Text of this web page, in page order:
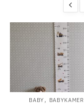
BABY , BABYKAMER